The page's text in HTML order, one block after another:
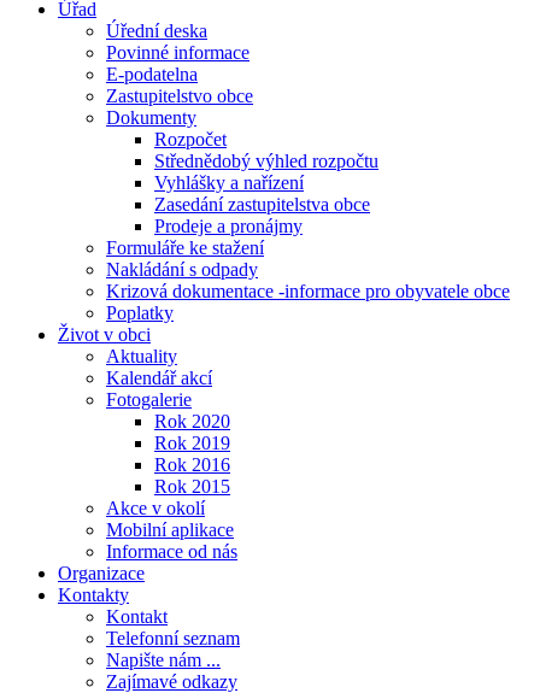
Úřad
Úřední deska
Povinné informace
E-podatelna
Zastupitelstvo obce
Dokumenty
Rozpočet
Střednědobý výhled rozpočtu
Vyhlášky a nařízení
Zasedání zastupitelstva obce
Prodeje a pronájmy
Formuláře ke stažení
Nakládání s odpady
Krizová dokumentace -informace pro obyvatele obce
Poplatky
Život v obci
Aktuality
Kalendář akcí
Fotogalerie
Rok 2020
Rok 2019
Rok 2016
Rok 2015
Akce v okolí
Mobilní aplikace
Informace od nás
Organizace
Kontakty
Kontakt
Telefonní seznam
Napište nám ...
Zajímavé odkazy